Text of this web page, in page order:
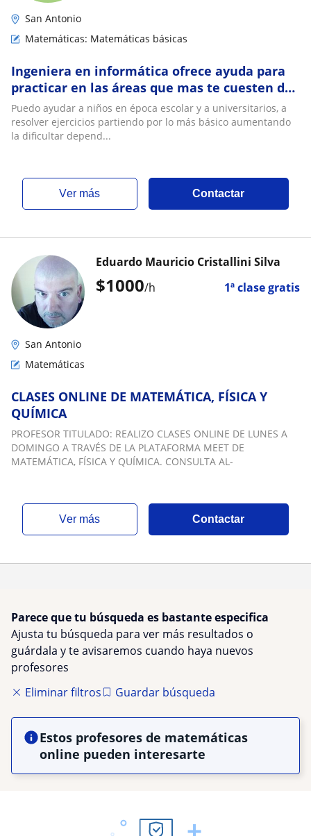
San Antonio
Matemáticas: Matemáticas básicas
Ingeniera en informática ofrece ayuda para
practicar en las áreas que mas te cuesten de
las matemáticas
Puedo ayudar a niños en época escolar y a universitarios, a
resolver ejercicios partiendo por lo más básico aumentando
la dificultar depend...
ver más Contactar
$1000/h 1ª clase gratis
Eduardo Mauricio Cristallini Silva
San Antonio
Matemáticas
CLASES ONLINE DE MATEMÁTICA, FÍSICA Y
QUÍMICA
PROFESOR TITULADO: REALIZO CLASES ONLINE DE LUNES A
DOMINGO A TRAVÉS DE LA PLATAFORMA MEET DE
MATEMÁTICA, FÍSICA Y QUÍMICA. CONSULTA AL-
ver más Contactar
Parece que tu búsqueda es bastante especifica
Ajusta tu búsqueda para ver más resultados o
guárdala y te avisaremos cuando haya nuevos
profesores
Eliminar filtros
Guardar búsqueda
Estos profesores de matemáticas
online pueden interesarte